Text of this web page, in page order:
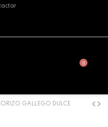
0
GALLEGO DULCE